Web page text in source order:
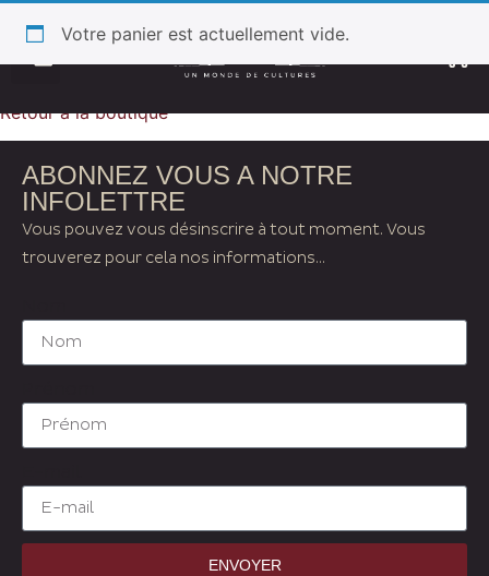
Votre panier est actuellement vide.
Retour à la boutique
ABONNEZ VOUS A NOTRE
INFOLETTRE
Vous pouvez vous désinscrire à tout moment. Vous
trouverez pour cela nos informations...
ENVOYER